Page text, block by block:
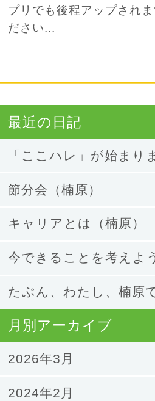
プリでも後程アップされ
ださい...
最近の日記
「ここハレ」が始まり
節分会（楠原）
キャリアとは（楠原）
今できることを考えよ
たぶん、わたし、楠原
月別アーカイブ
2026年3月
2024年2月